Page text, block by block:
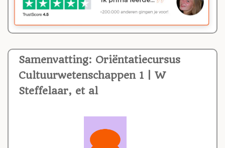
Samenvatting: Oriëntatiecursus
Cultuurwetenschappen 1 | W
Steffelaar, et al